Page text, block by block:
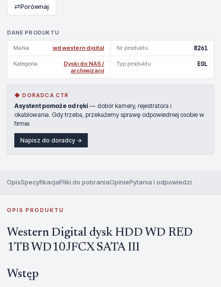
DANE PRODUKTU
Marka wd western digital Nr produktu 8261
Kategoria
Dyski do NAS /
archiwizacji
Typ produktu EOL
◆ DORADCA CTR
Asystent pomoże od ręki — dobór kamery, rejestratora i
okablowania. Gdy trzeba, przekażemy sprawę odpowiedniej osobie w
firmie.
Napisz do doradcy →
⇄Porównaj
OpisSpecyfikacjaPliki do pobraniaOpiniePytania i odpowiedzi
OPIS PRODUKTU
Western Digital dysk HDD WD RED
1TB WD10JFCX SATA III
Wstęp